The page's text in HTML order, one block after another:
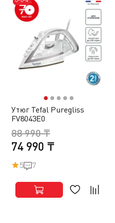
●● ● ● ●
Утюг Tefal Puregliss
FV8043E0
74 990 ₸
88 990 ₸
5 7